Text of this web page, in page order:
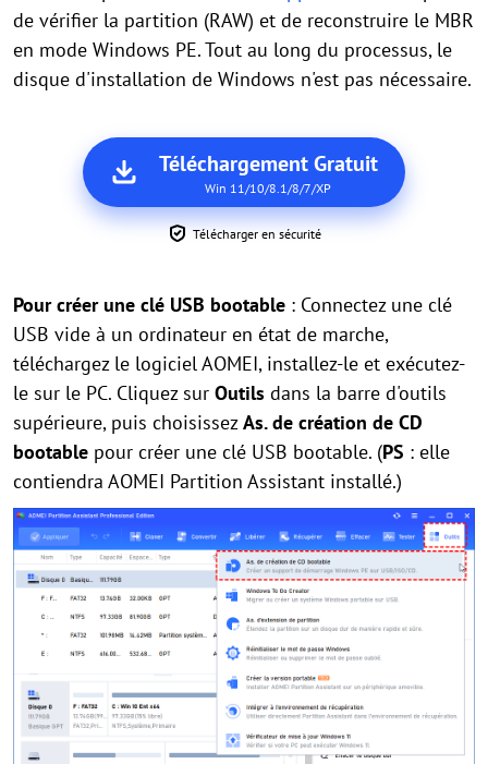
de vérifier la partition (RAW) et de reconstruire le MBR
en mode Windows PE. Tout au long du processus, le
disque d'installation de Windows n'est pas nécessaire.
Téléchargement Gratuit
Win 11/10/8.1/8/7/XP
Télécharger en sécurité
Pour créer une clé USB bootable : Connectez une clé
USB vide à un ordinateur en état de marche,
téléchargez le logiciel AOMEI, installez-le et exécutez-
le sur le PC. Cliquez sur Outils dans la barre d'outils
supérieure, puis choisissezAs. de création de CD
bootable pour créer une clé USB bootable. (PS : elle
contiendra AOMEI Partition Assistant installé.)